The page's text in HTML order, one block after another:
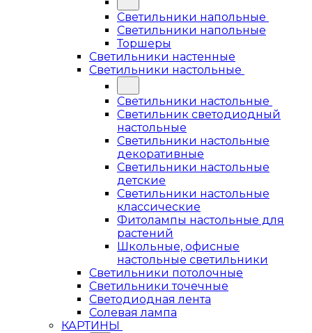
Светильники напольные
Светильники напольные
Торшеры
Светильники настенные
Светильники настольные
Светильники настольные
Светильник светодиодный
настольные
Светильники настольные
декоративные
Светильники настольные
детские
Светильники настольные
классические
Фитолампы настольные для
растений
Школьные, офисные
настольные светильники
Светильники потолочные
Светильники точечные
Светодиодная лента
Солевая лампа
КАРТИНЫ